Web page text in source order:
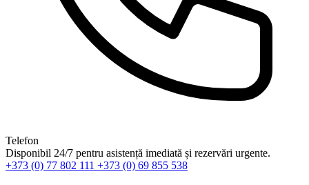
Telefon
Disponibil 24/7 pentru asistență imediată și rezervări urgente.
+373 (0) 77 802 111 +373 (0) 69 855 538